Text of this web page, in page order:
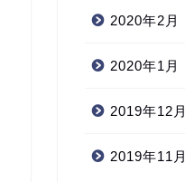
2020年2月
2020年1月
2019年12月
2019年11月